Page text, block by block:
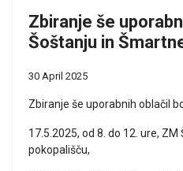
Zbiranje še
Šoštanju in
30 April 2025
Zbiranje še uporabnih oblačil
17.5.2025, od 8. do 12. ure,
pokopališču,